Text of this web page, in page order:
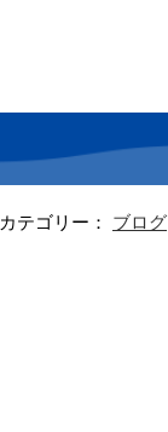
カテゴリー： ブログ